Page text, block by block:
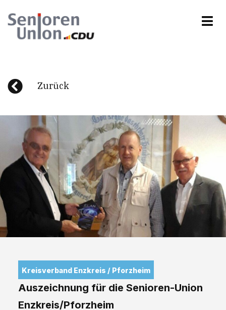
Zurück
Kreisverband Enzkreis / Pforzheim
Auszeichnung für die Senioren-Union
Enzkreis/Pforzheim